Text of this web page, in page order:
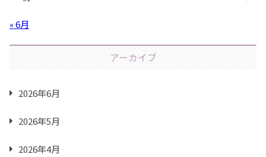
« 6月
アーカイブ
2026年6月
2026年5月
2026年4月